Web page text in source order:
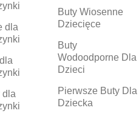
dla
dla
Buty Wiosenne
Dziecięce
Buty
Wodoodporne Dla
Dzieci
Pierwsze Buty Dla
Dziecka